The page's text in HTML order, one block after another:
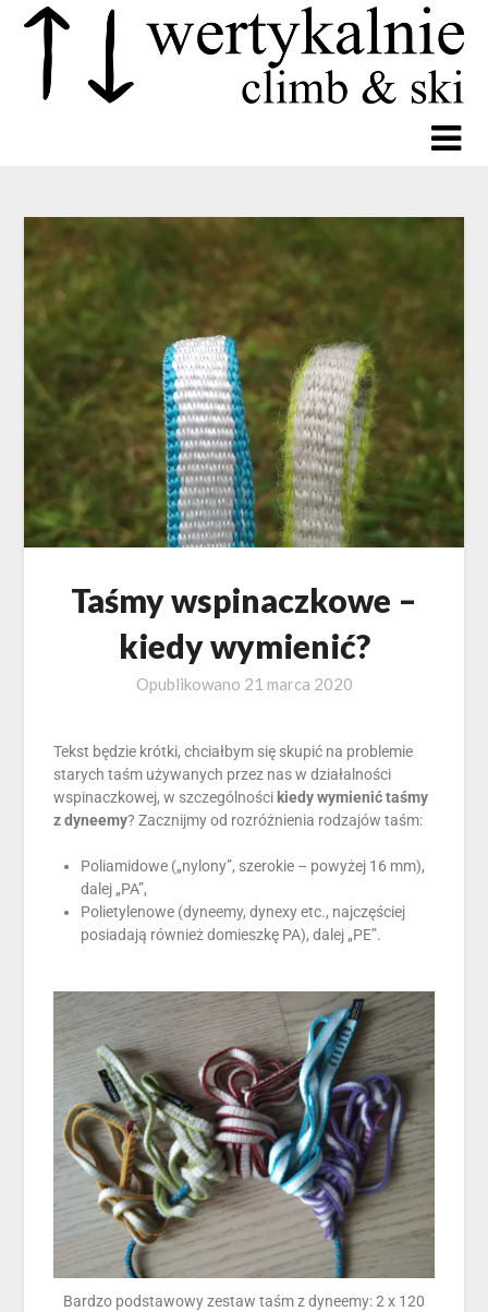
Taśmy wspinaczkowe –
kiedy wymienić?
Opublikowano 21 marca 2020
Tekst będzie krótki, chciałbym się skupić na problemie
starych taśm używanych przez nas w działalności
wspinaczkowej, w szczególności kiedy wymienić taśmy
z dyneemy? Zacznijmy od rozróżnienia rodzajów taśm:
Poliamidowe („nylony”, szerokie – powyżej 16 mm),
dalej „PA”,
Polietylenowe (dyneemy, dynexy etc., najczęściej
posiadają również domieszkę PA), dalej „PE”.
Bardzo podstawowy zestaw taśm z dyneemy: 2 x 120